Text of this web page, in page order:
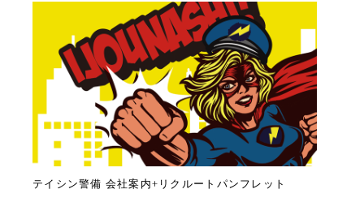
テイシン警備 会社案内+リクルートパンフレット